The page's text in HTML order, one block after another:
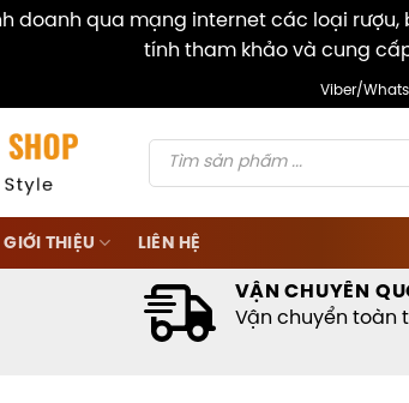
doanh qua mạng internet các loại
tính tham khảo và cung
Viber/
Products
search
GIỚI THIỆU LIÊN HỆ
VẬN CHUYỂN
Vận chuyển toàn